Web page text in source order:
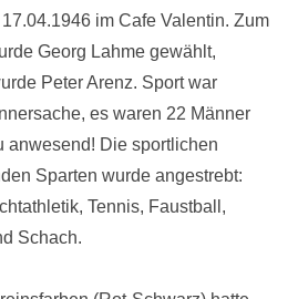
im Cafe Valentin. Zum
Georg Lahme gewählt,
Peter Arenz. Sport war
es waren 22 Männer
anwesend! Die sportlichen
Sparten wurde angestrebt:
Tennis, Faustball,
Schach.